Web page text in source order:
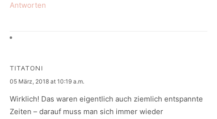
Antworten
TITATONI
says:
05 März, 2018 at 10:19 a.m.
Wirklich! Das waren eigentlich auch ziemlich entspannte
Zeiten – darauf muss man sich immer wieder